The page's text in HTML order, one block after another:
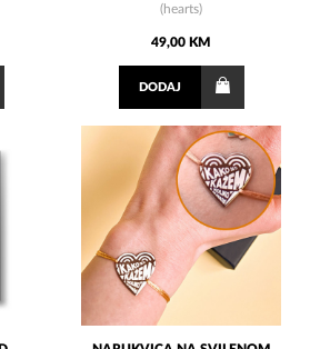
(hearts)
49,00 KM
DODAJ